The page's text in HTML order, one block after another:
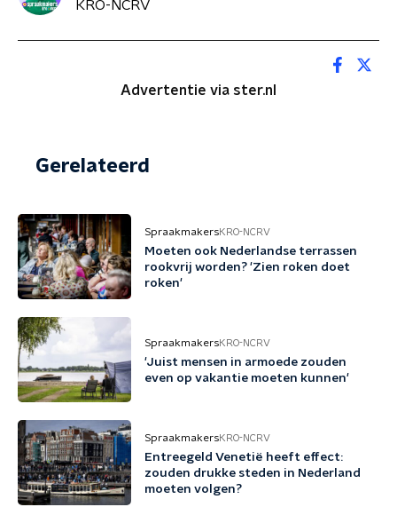
KRO-NCRV
Advertentie via ster.nl
Gerelateerd
SpraakmakersKRO-NCRV
Moeten ook Nederlandse terrassen
rookvrij worden? 'Zien roken doet
roken'
SpraakmakersKRO-NCRV
'Juist mensen in armoede zouden
even op vakantie moeten kunnen'
SpraakmakersKRO-NCRV
Entreegeld Venetië heeft effect:
zouden drukke steden in Nederland
moeten volgen?